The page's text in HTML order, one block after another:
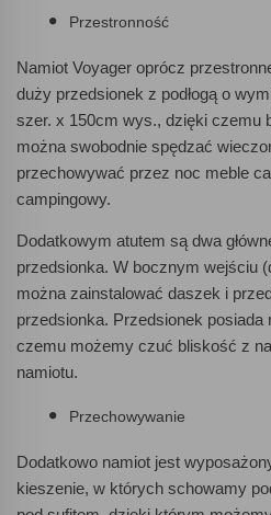
Przestronność
Namiot Voyager oprócz
duży przedsionek z podłogą o
szer. x 150cm wys., dzięki czemu
można swobodnie spędzać
przechowywać przez noc meble
campingowy.
Dodatkowym atutem są dwa
przedsionka. W bocznym wejściu
można zainstalować daszek i
przedsionka. Przedsionek posiada
czemu możemy czuć bliskość z
namiotu.
Przechowywanie
Dodatkowo namiot jest
kieszenie, w których schowamy